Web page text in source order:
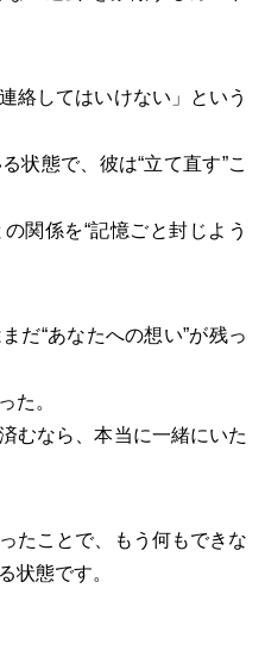
絡してはいけない」という
状態で、彼は“立て直す”こ
関係を“記憶ごと封じよう
だ“あなたへの想い”が残っ
た。
むなら、本当に一緒にいた
たことで、もう何もできな
状態です。